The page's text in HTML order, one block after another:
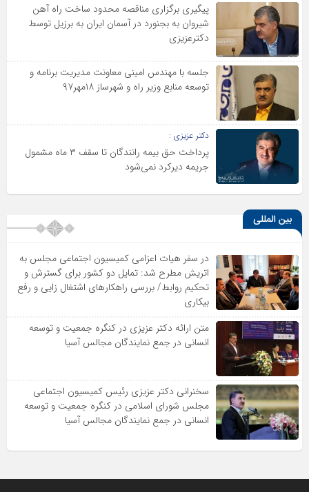
پیگیری برگزاری مناقصه محدود ساخت راه آهن
شیروان به بجنورد در آسمان ایران به برزیل توسط
دکترعزیزی
جلسه با مهندس امینی معاونت مدیریت برنامه و
توسعه منابع وزیر راه و شهرساز ۱۸مهر۹۷
دکتر عزیزی :
پرداخت حق بیمه رانندگان تا سقف ۳ ماه مشمول
جریمه دیرکرد نمی‌شود
بین المللی
در سفر هیات اعزامی کمیسیون اجتماعی مجلس به
اتریش مطرح شد: تمایل دو کشور برای گسترش و
تحکیم روابط/ بررسی راهکارهای اشتغال زایی و رفع
بیکاری
متن ارائه دکتر عزیزى در کنگره جمعیت و توسعه
انسانى در جمع نمایندگان مجالس آسیا
سخنرانى دکتر عزیزى رئیس کمیسیون اجتماعى
مجلس شوراى اسلامى در کنگره جمعیت و توسعه
انسانى در جمع نمایندگان مجالس آسیا